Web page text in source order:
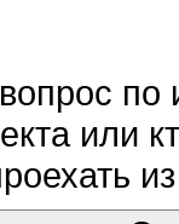
или